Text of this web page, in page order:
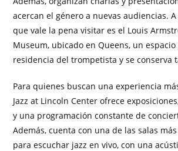
acercan el género a nuevas audiencias.
que vale la pena visitar es el Louis
Museum, ubicado en Queens, un
residencia del trompetista y se conserva
Para quienes buscan una experiencia
Jazz at Lincoln Center ofrece
y una programación constante de
Además, cuenta con una de las salas
para escuchar jazz en vivo, con una